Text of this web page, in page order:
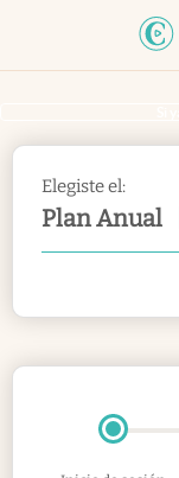
Elegiste el:
Plan Anual